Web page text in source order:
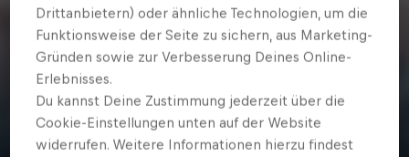
1 Min
Red Bull District Ride - Trailer
Der Red Bull District Ride kehrt endlich wieder zurück nach
Nürnberg!
Drittanbietern) oder ähnliche Technologien, um die
Funktionsweise der Seite zu sichern, aus Marketing-
Gründen sowie zur Verbesserung Deines Online-
Erlebnisses.
Du kannst Deine Zustimmung jederzeit über die
Cookie-Einstellungen unten auf der Website
widerrufen. Weitere Informationen hierzu findest